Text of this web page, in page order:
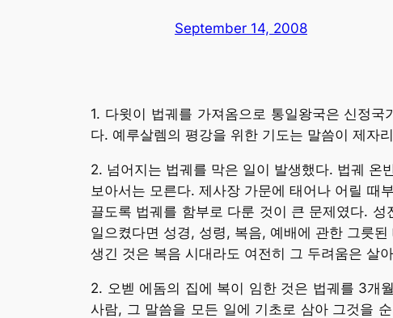
September 14, 2008
1. 다윗이 법궤를 가져옴으로 통일왕국은 신정
다. 예루살렘의 평강을 위한 기도는 말씀이 제자
2. 넘어지는 법궤를 막은 일이 발생했다. 법궤 온
보아서는 모른다. 제사장 가문에 태어나 어릴 때
끌도록 법궤를 함부로 다룬 것이 큰 문제였다.
일으켰다면 성경, 성령, 복음, 예배에 관한 그릇
생긴 것은 복음 시대라도 여전히 그 두려움은 살
2. 오벧 에돔의 집에 복이 임한 것은 법궤를 3개
사람, 그 말씀을 모든 일에 기초로 삼아 그것을